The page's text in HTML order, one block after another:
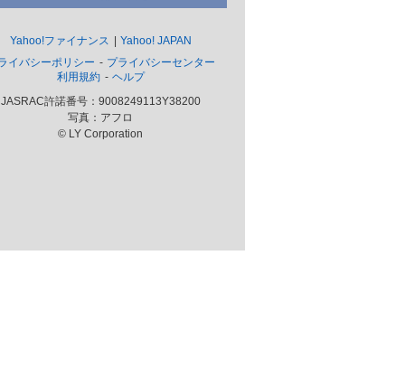
Yahoo!ファイナンス
Yahoo! JAPAN
イバシーポリシー
プライバシーセンター
利用規約
ヘルプ
JASRAC許諾番号：9008249113Y38200
写真：アフロ
© LY Corporation